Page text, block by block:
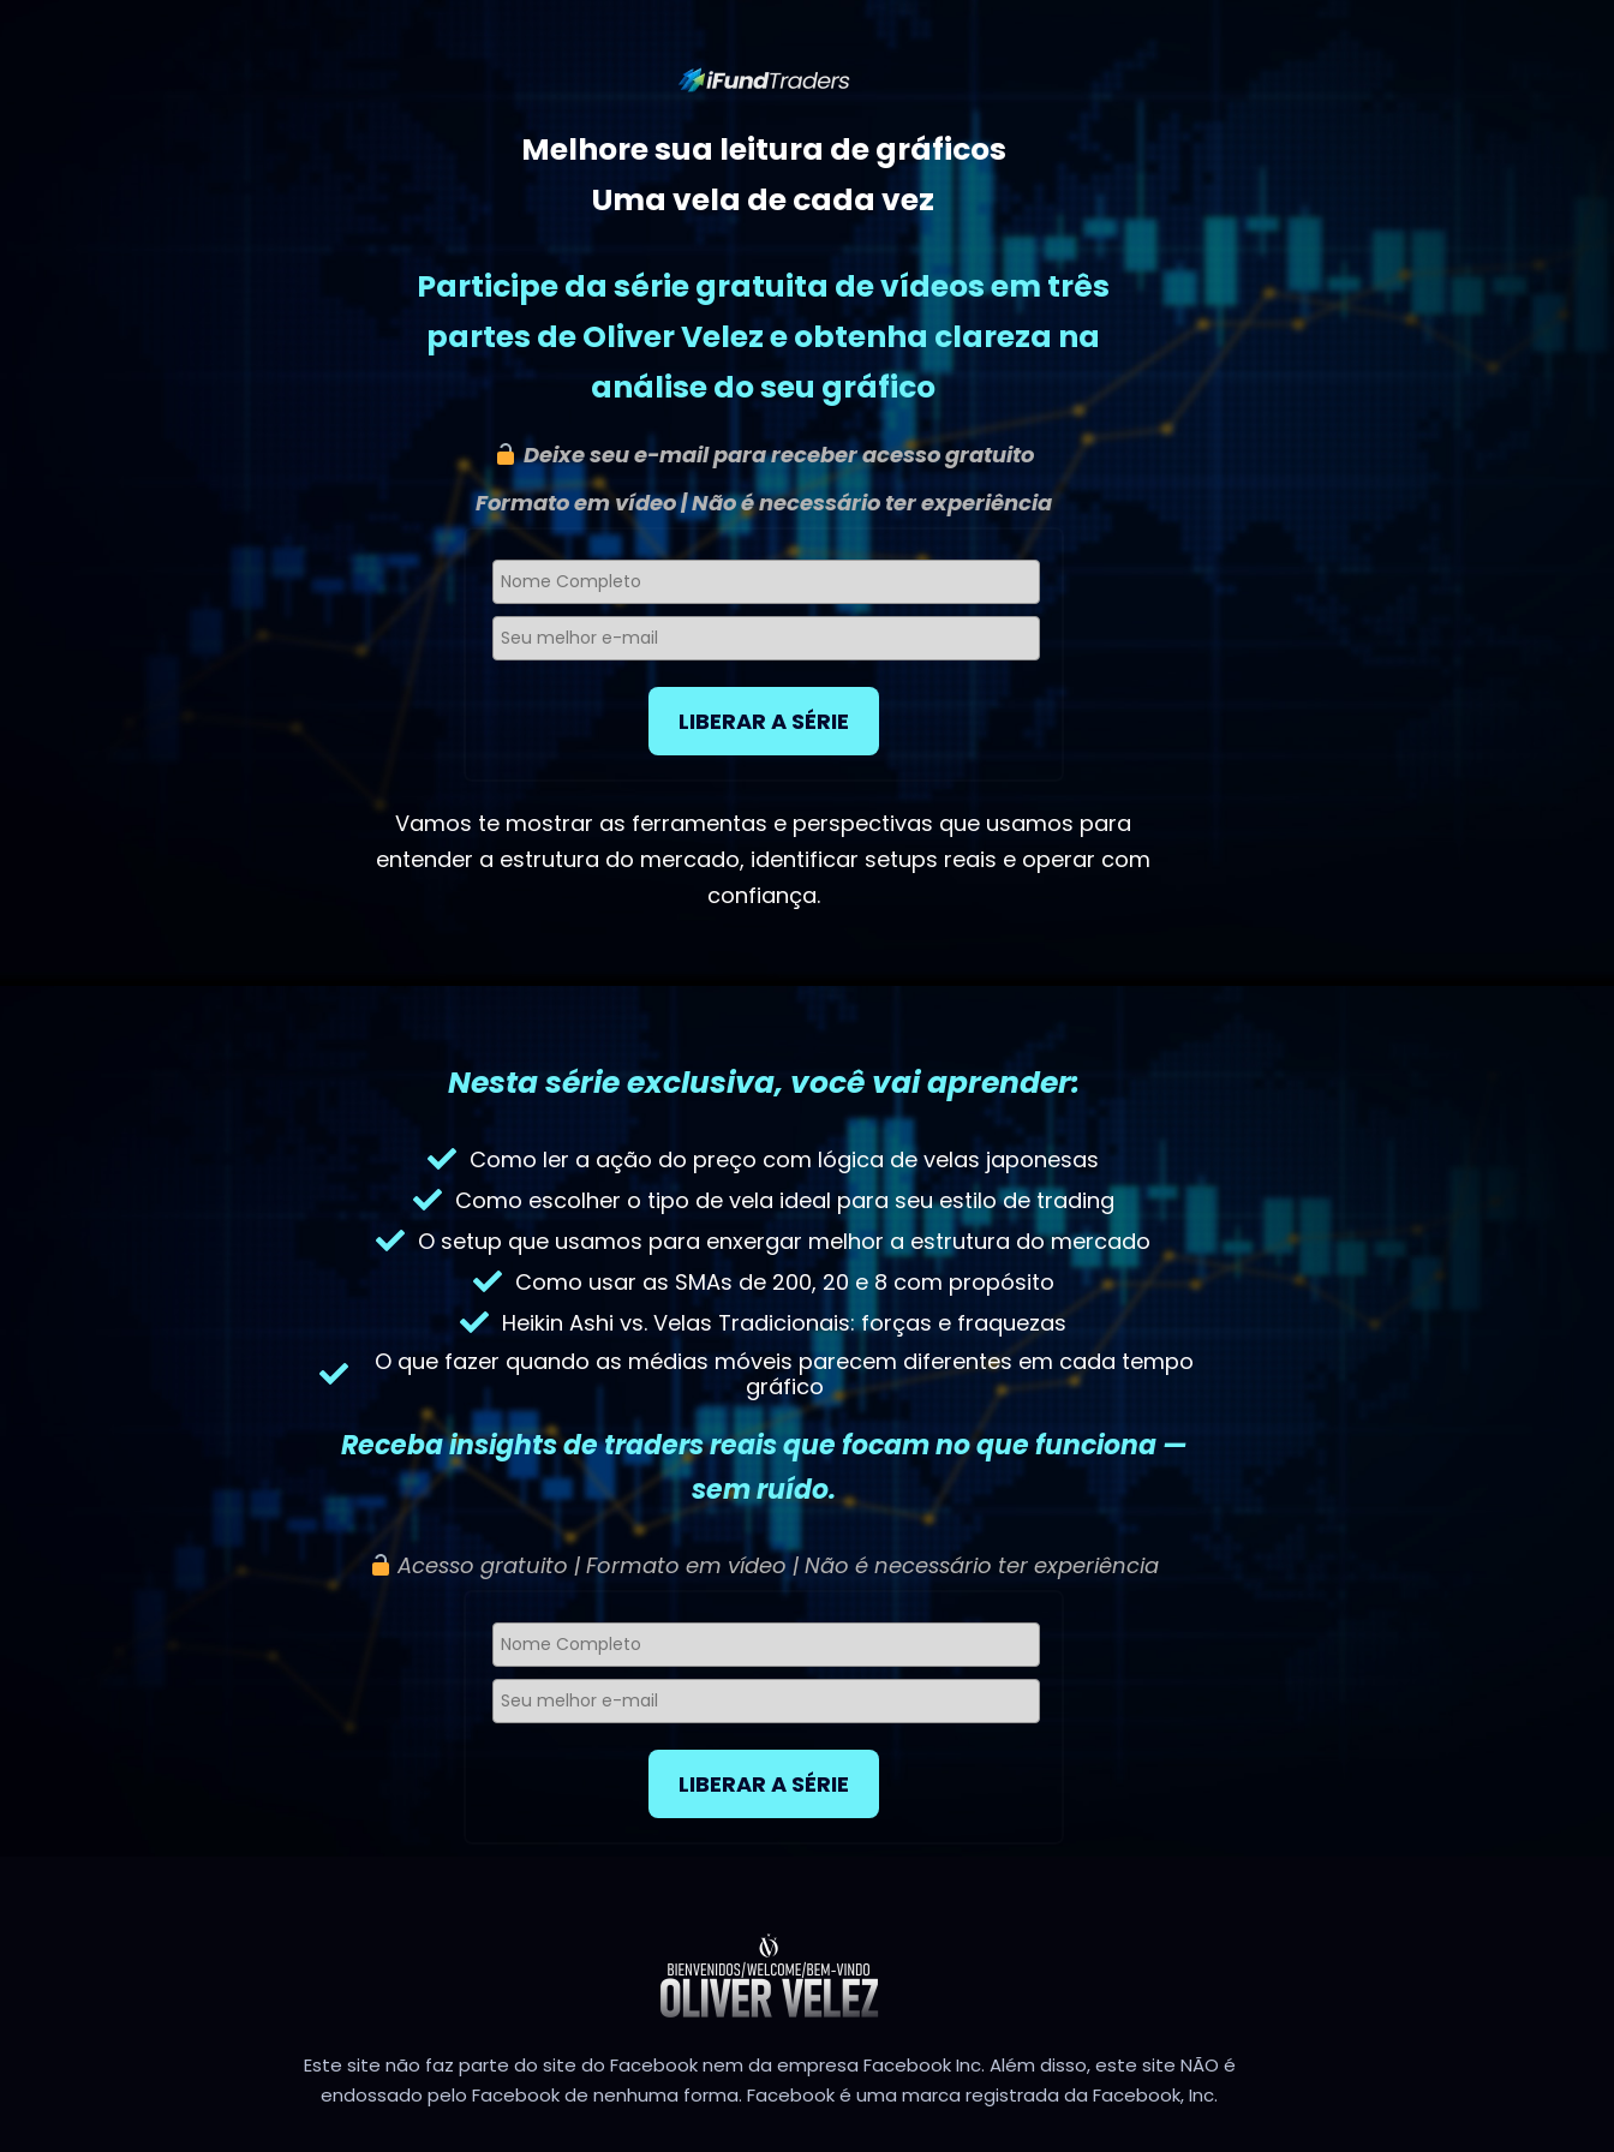
Melhore sua leitura de gráficos
Uma vela de cada vez
Participe da série gratuita de vídeos em três
partes de Oliver Velez e obtenha clareza na
análise do seu gráfico
Deixe seu e-mail para receber acesso gratuito
Formato em vídeo | Não é necessário ter experiência
LIBERAR A SÉRIE
Vamos te mostrar as ferramentas e perspectivas que usamos para
entender a estrutura do mercado, identificar setups reais e operar com
confiança.
Nesta série exclusiva, você vai aprender:
Como ler a ação do preço com lógica de velas japonesas
Como escolher o tipo de vela ideal para seu estilo de trading
O setup que usamos para enxergar melhor a estrutura do mercado
Como usar as SMAs de 200, 20 e 8 com propósito
Heikin Ashi vs. Velas Tradicionais: forças e fraquezas
O que fazer quando as médias móveis parecem diferentes em cada tempo
gráfico
Receba insights de traders reais que focam no que funciona —
sem ruído.
Acesso gratuito | Formato em vídeo | Não é necessário ter experiência
LIBERAR A SÉRIE
Este site não faz parte do site do Facebook nem da empresa Facebook Inc. Além disso, este site NÃO é
endossado pelo Facebook de nenhuma forma. Facebook é uma marca registrada da Facebook, Inc.